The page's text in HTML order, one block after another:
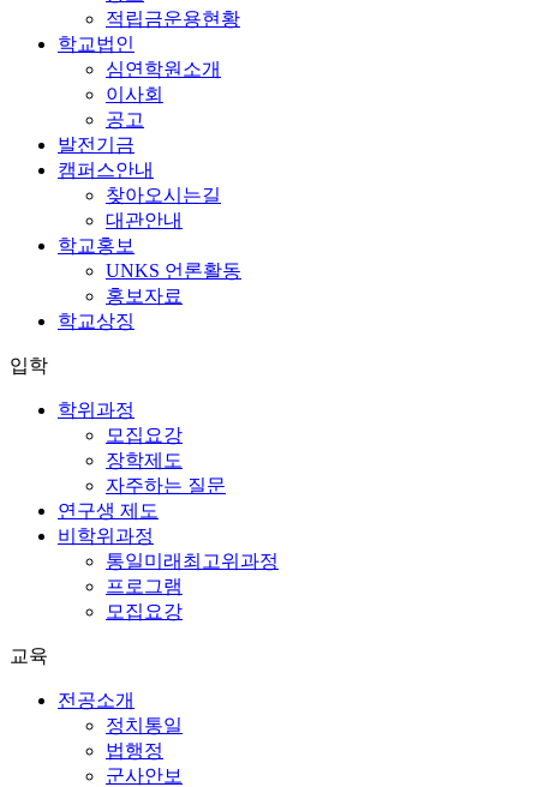
적립금운용현황
학교법인
심연학원소개
이사회
공고
발전기금
캠퍼스안내
찾아오시는길
대관안내
학교홍보
UNKS 언론활동
홍보자료
학교상징
입학
학위과정
모집요강
장학제도
자주하는 질문
연구생 제도
비학위과정
통일미래최고위과정
프로그램
모집요강
교육
전공소개
정치통일
법행정
군사안보